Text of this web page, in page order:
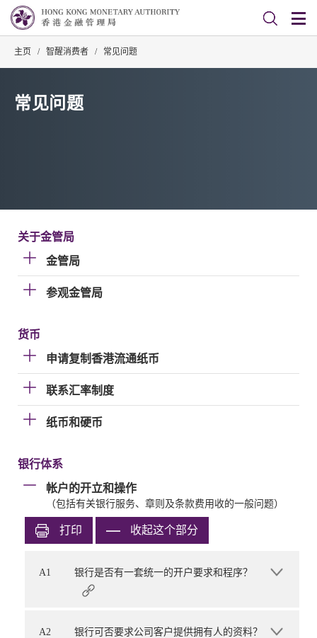
主页 / 智醒消费者 / 常见问题
常见问题
关于金管局
金管局
参观金管局
货币
申请复制香港流通纸币
联系汇率制度
纸币和硬币
银行体系
帐户的开立和操作
（包括有关银行服务、章则及条款费用收的一般问题）
打印 收起这个部分
A1 银行是否有一套统一的开户要求和程序？
A2 银行可否要求公司客户提供拥有人的资料？